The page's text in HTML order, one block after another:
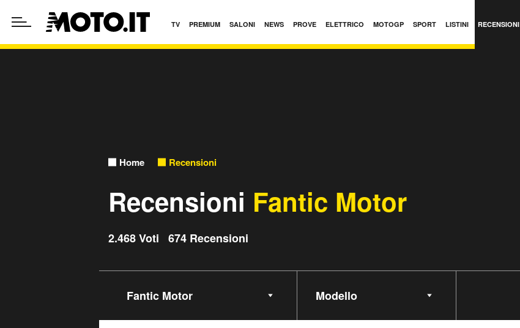
TV PREMIUM SALONI NEWS PROVE ELETTRICO MOTOGP SPORT LISTINI RECENSIONI
Home Recensioni
Recensioni Fantic Motor
2.468 Voti 674 Recensioni
Seleziona Marca Seleziona Modello